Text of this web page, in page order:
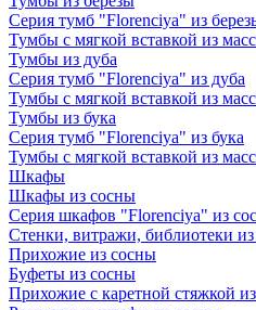
Серия тумб "Florenciya" из
Тумбы с мягкой вставкой из
Тумбы из дуба
Серия тумб "Florenciya" из дуба
Тумбы с мягкой вставкой из
Тумбы из бука
Серия тумб "Florenciya" из бука
Тумбы с мягкой вставкой из
Шкафы
Шкафы из сосны
Серия шкафов "Florenciya" из
Стенки, витражи, библиотеки
Прихожие из сосны
Буфеты из сосны
Прихожие с каретной стяжкой